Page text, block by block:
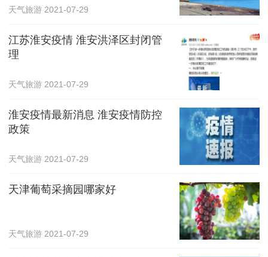
天气旅游 2021-07-29
江苏淮安疫情 淮安洪泽区封闭管
理
天气旅游 2021-07-29
淮安疫情最新消息 淮安疫情防控
政策
天气旅游 2021-07-29
天津葡萄采摘园哪家好
天气旅游 2021-07-29